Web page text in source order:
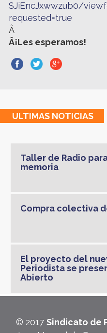
SJiEncJxwwzub0/
requested=true
Â
Â¡Les esperamos!
ULTIMAS NOTICIAS
Taller de Radio
memoria
Compra colectiva
El proyecto del
Periodista se
Abierto
© 2017 Sindicato de